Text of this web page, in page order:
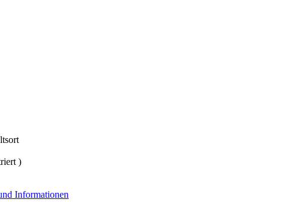
)
Informationen